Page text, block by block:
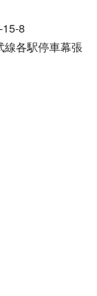
8
線各駅停車幕張